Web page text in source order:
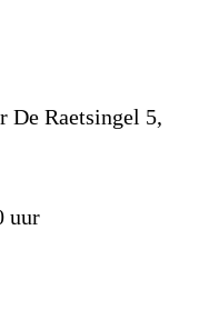
De Raetsingel 5,
uur